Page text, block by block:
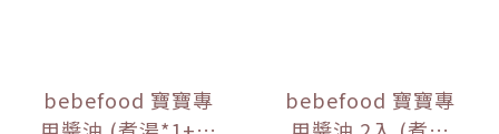
bebefood 寶寶專
bebefood 寶寶專